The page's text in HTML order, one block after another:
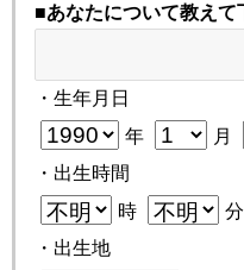
■あなたについて教えて
・生年月日
年 月
・出生時間
時
分
・出生地